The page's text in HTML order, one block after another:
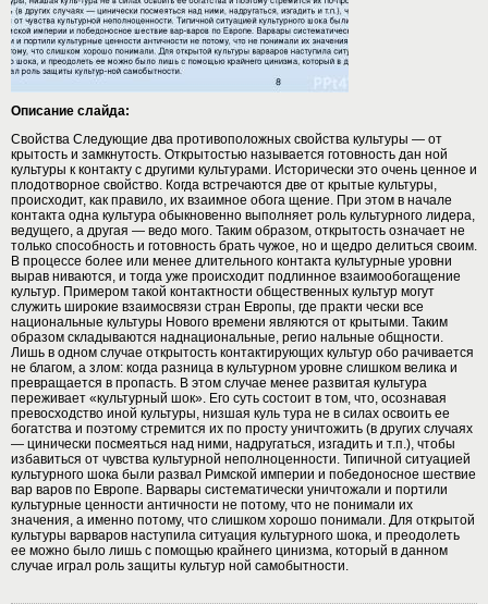
Описание слайда:
Свойства Следующие два противоположных свойства культуры — от
крытость и замкнутость. Открытостью называется готовность дан ной
культуры к контакту с другими культурами. Исторически это очень ценное и
плодотворное свойство. Когда встречаются две от крытые культуры,
происходит, как правило, их взаимное обога щение. При этом в начале
контакта одна культура обыкновенно выполняет роль культурного лидера,
ведущего, а другая — ведо мого. Таким образом, открытость означает не
только способность и готовность брать чужое, но и щедро делиться своим.
В процессе более или менее длительного контакта культурные уровни
вырав ниваются, и тогда уже происходит подлинное взаимообогащение
культур. Примером такой контактности общественных культур могут
служить широкие взаимосвязи стран Европы, где практи чески все
национальные культуры Нового времени являются от крытыми. Таким
образом складываются наднациональные, регио нальные общности.
Лишь в одном случае открытость контактирующих культур обо рачивается
не благом, а злом: когда разница в культурном уровне слишком велика и
превращается в пропасть. В этом случае менее развитая культура
переживает «культурный шок». Его суть состоит в том, что, осознавая
превосходство иной культуры, низшая куль тура не в силах освоить ее
богатства и поэтому стремится их по просту уничтожить (в других случаях
— цинически посмеяться над ними, надругаться, изгадить и т.п.), чтобы
избавиться от чувства культурной неполноценности. Типичной ситуацией
культурного шока были развал Римской империи и победоносное шествие
вар варов по Европе. Варвары систематически уничтожали и портили
культурные ценности античности не потому, что не понимали их
значения, а именно потому, что слишком хорошо понимали. Для открытой
культуры варваров наступила ситуация культурного шока, и преодолеть
ее можно было лишь с помощью крайнего цинизма, который в данном
случае играл роль защиты культур ной самобытности.